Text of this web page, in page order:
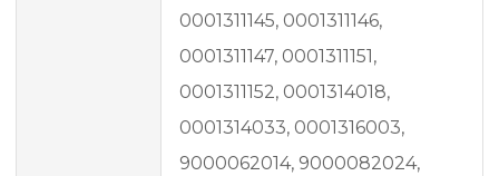
0001311145, 0001311146,
0001311147, 0001311151,
0001311152, 0001314018,
0001314033, 0001316003,
9000062014, 9000082024,